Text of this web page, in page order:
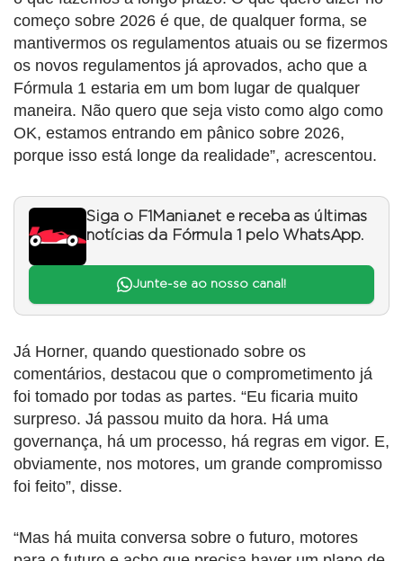
começo sobre 2026 é que, de qualquer forma, se
mantivermos os regulamentos atuais ou se fizermos
os novos regulamentos já aprovados, acho que a
Fórmula 1 estaria em um bom lugar de qualquer
maneira. Não quero que seja visto como algo como
OK, estamos entrando em pânico sobre 2026,
porque isso está longe da realidade”, acrescentou.
Siga o F1Mania.net e receba as últimas
notícias da Fórmula 1 pelo WhatsApp.
Junte-se ao nosso canal!
Já Horner, quando questionado sobre os
comentários, destacou que o comprometimento já
foi tomado por todas as partes. “Eu ficaria muito
surpreso. Já passou muito da hora. Há uma
governança, há um processo, há regras em vigor. E,
obviamente, nos motores, um grande compromisso
foi feito”, disse.
“Mas há muita conversa sobre o futuro, motores